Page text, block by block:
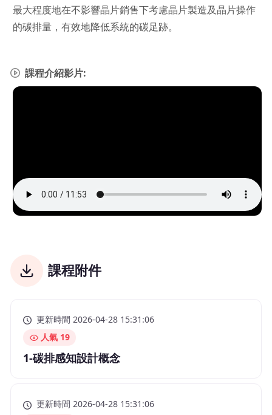
最大程度地在不影響晶片銷售下考慮晶片製造及晶片操作
的碳排量，有效地降低系統的碳足跡。
課程介紹影片:
課程附件
更新時間 2026-04-28 15:31:06
人氣 19
1-碳排感知設計概念
更新時間 2026-04-28 15:31:06